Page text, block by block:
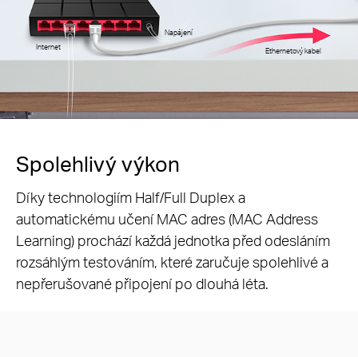
Internet
Napájení
Ethernetový kabel
Spolehlivý výkon
Díky technologiím Half/Full Duplex a
automatickému učení MAC adres (MAC Address
Learning) prochází každá jednotka před odesláním
rozsáhlým testováním, které zaručuje spolehlivé a
nepřerušované připojení po dlouhá léta.